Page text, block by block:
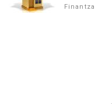
Finantza